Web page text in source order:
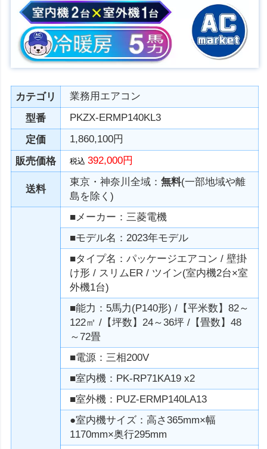
カテゴリ
業務用エアコン
型番
PKZX-ERMP140KL3
定価
1,860,100円
販売価格
税込392,000円
送料
東京・神奈川全域：無料(一部地域や離
島を除く)
■メーカー：三菱電機
■モデル名：2023年モデル
■タイプ名：パッケージエアコン / 壁掛
け形 / スリムER / ツイン(室内機2台×室
外機1台)
■能力：5馬力(P140形) /【平米数】82～
122㎡ /【坪数】24～36坪 /【畳数】48
～72畳
■電源：三相200V
■室内機：PK-RP71KA19 x2
■室外機：PUZ-ERMP140LA13
●室内機サイズ：高さ365mm×幅
1170mm×奥行295mm